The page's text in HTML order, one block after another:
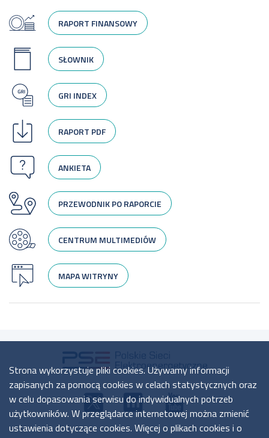
RAPORT FINANSOWY
SŁOWNIK
GRI INDEX
RAPORT PDF
ANKIETA
PRZEWODNIK PO RAPORCIE
CENTRUM MULTIMEDIÓW
MAPA WITRYNY
Strona wykorzystuje pliki cookies. Używamy informacji
zapisanych za pomocą cookies w celach statystycznych oraz
w celu dopasowania serwisu do indywidualnych potrzeb
użytkowników. W przeglądarce internetowej można zmienić
ustawienia dotyczące cookies. Więcej o plikach cookies i o